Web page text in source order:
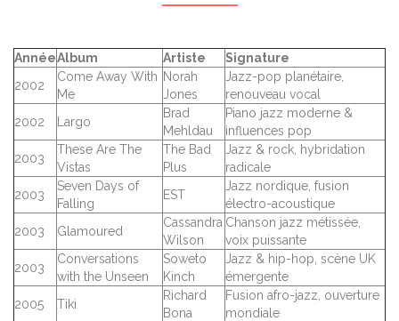
AnnéeAlbum Artiste
Signature
2002
Come Away With
Me
Norah
Jones
Jazz-pop planétaire,
renouveau vocal
2002
Largo
Brad
Mehldau
Piano jazz moderne &
influences pop
2003
These Are The
Vistas
The Bad
Plus
Jazz & rock, hybridation
radicale
2003
Seven Days of
Falling
EST
Jazz nordique, fusion
électro-acoustique
2003
Glamoured
Cassandra
Wilson
Chanson jazz métissée,
voix puissante
2003
Conversations
with the Unseen
Soweto
Kinch
Jazz & hip-hop, scène UK
émergente
2005
Tiki
Richard
Bona
Fusion afro-jazz, ouverture
mondiale